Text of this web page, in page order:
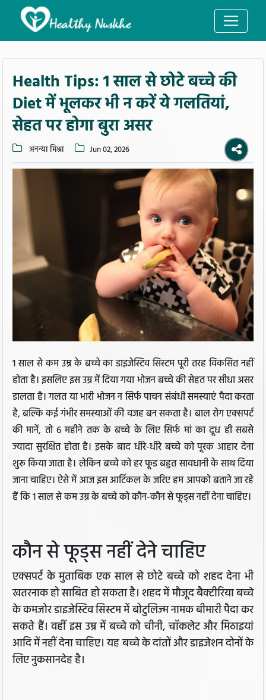
Health Tips: 1 साल से छोटे बच्चे की
Diet में भूलकर भी न करें ये गलतियां,
सेहत पर होगा बुरा असर
अनन्या मिश्रा Jun 02, 2026
1 साल से कम उम्र के बच्चे का डाइजेस्टिव सिस्टम पूरी तरह विकसित नहीं
होता है। इसलिए इस उम्र में दिया गया भोजन बच्चे की सेहत पर सीधा असर
डालता है। गलत या भारी भोजन न सिर्फ पाचन संबंधी समस्याएं पैदा करता
है, बल्कि कई गंभीर समस्याओं की वजह बन सकता है। बाल रोग एक्सपर्ट
की मानें, तो 6 महीने तक के बच्चे के लिए सिर्फ मां का दूध ही सबसे
ज्यादा सुरक्षित होता है। इसके बाद धीरे-धीरे बच्चे को पूरक आहार देना
शुरू किया जाता है। लेकिन बच्चे को हर फूड बहुत सावधानी के साथ दिया
जाना चाहिए। ऐसे में आज इस आर्टिकल के जरिए हम आपको बताने जा रहे
हैं कि 1 साल से कम उम्र के बच्चे को कौन-कौन से फूड्स नहीं देना चाहिए।
कौन से फूड्स नहीं देने चाहिए
एक्सपर्ट के मुताबिक एक साल से छोटे बच्चे को शहद देना भी
खतरनाक हो साबित हो सकता है। शहद में मौजूद बैक्टीरिया बच्चे
के कमजोर डाइजेस्टिव सिस्टम में बोटुलिज्म नामक बीमारी पैदा कर
सकते हैं। वहीं इस उम्र में बच्चे को चीनी, चॉकलेट और मिठाइयां
आदि में नहीं देना चाहिए। यह बच्चे के दांतों और डाइजेशन दोनों के
लिए नुकसानदेह है।